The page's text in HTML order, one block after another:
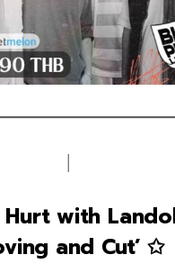
Hurt with
and Cut’ ✩